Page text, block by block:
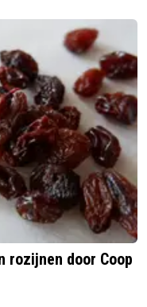
rozijnen door Coop